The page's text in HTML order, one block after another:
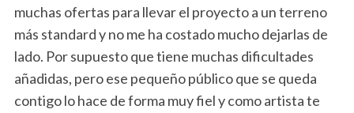
muchas ofertas para llevar el proyecto a un terreno
más standard y no me ha costado mucho dejarlas de
lado. Por supuesto que tiene muchas dificultades
añadidas, pero ese pequeño público que se queda
contigo lo hace de forma muy fiel y como artista te